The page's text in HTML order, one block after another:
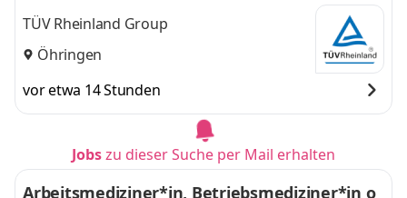
TÜV Rheinland Group
Öhringen
vor etwa 14 Stunden
Jobszu dieser Suche per Mail erhalten
Arbeitsmediziner*in, Betriebsmediziner*in o